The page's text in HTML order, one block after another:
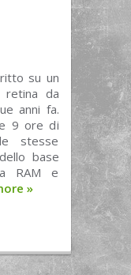
su un
retina da
anni fa.
9 ore di
stesse
base
RAM e
»